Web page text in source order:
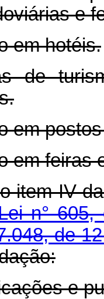
e
em hotéis.
de
em
em feiras
item IV
n°
de
e